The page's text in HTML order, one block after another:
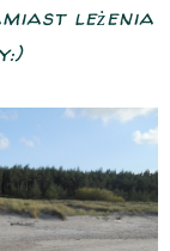
leżenia